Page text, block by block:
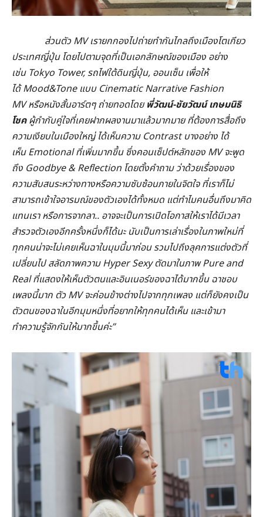
ส่วนตัว MV เรายกกองไปถ่ายทำกันไกลถึงเมืองโตเกียว
ประเทศญี่ปุ่น โดยไปตามจุดที่เป็นเอกลักษณ์ของเมือง อย่าง
เช่น Tokyo Tower, รถไฟใต้ดินญี่ปุ่น, ออนเซ็น เพื่อให้
ได้ Mood&Tone แบบ Cinematic Narrative Fashion
MV หรือหนังสั้นอาร์ตๆ ถ่ายทอดโดยพี่วัฒน์-ชัยวัฒน์ เกษมนิธิ
โชคผู้กำกับคู่ใจที่เคยฝากผลงานมาแล้วมากมาย ที่ต้องการสื่อถึง
ความเงียบในเมืองใหญ่ ได้เห็นความ Contrast บางอย่าง ได้
เห็น Emotional ที่เพิ่มมากขึ้น ซึ่งคอนเซ็ปต์หลักของ MV จะพูด
ถึง Goodbye & Reflection โดยตั้งคำถาม ว่าด้วยเรื่องของ
ความสับสนระหว่างทางหรือความซับซ้อนภายในจิตใจ ที่เราก็ไม่
สามารถเข้าใจอารมณ์ของตัวเองได้ทั้งหมด แต่ทำไมคนอื่นถึงมาคิด
แทนเรา หรือการจากลา.. อาจจะเป็นการเปิดโอกาสให้เราได้มีเวลา
สำรวจตัวเองอีกครั้งหนึ่งก็ได้นะ นับเป็นการเล่าเรื่องในภาพใหม่ที่
ทุกคนน่าจะไม่เคยเห็นฉาในมุมนี้มาก่อน รวมไปถึงลุคการแต่งตัวที่
เปลี่ยนไป สลัดภาพความ Hyper Sexy ตัดมาในภาพ Pure and
Real ที่แสดงให้เห็นตัวตนและอินเนอร์ของฉาได้มากขึ้น ฉาชอบ
เพลงนี้มาก ตัว MV จะค่อนข้างต่างไปจากทุกเพลง แต่ก็ยังคงเป็น
ตัวตนของฉาในอีกมุมหนึ่งที่อยากให้ทุกคนได้เห็น และเข้ามา
ทำความรู้จักกันให้มากขึ้นค่ะ”